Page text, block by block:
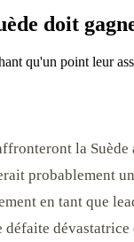
doit
qu'un point leur
la
probablement
en tant que